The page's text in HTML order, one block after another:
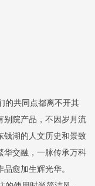
的共同点都离不开其
别院产品，不因岁月流
钱湖的人文历史和景致
华交融，一脉传承万科
愈加生辉光华。